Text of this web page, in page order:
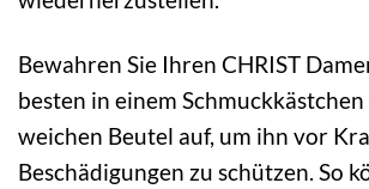
Bewahren Sie Ihren CHRIST
besten in einem
weichen Beutel auf, um ihn vor
Beschädigungen zu schützen. So